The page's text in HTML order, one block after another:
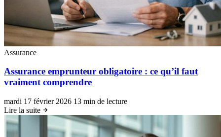
Assurance
Assurance emprunteur obligatoire : ce qu’il faut
vraiment comprendre
mardi 17 février 2026 13 min de lecture
Lire la suite